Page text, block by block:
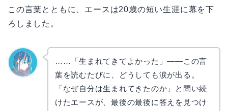
この言葉とともに、エースは20歳の短い生涯に幕を下
ろしました。
……「生まれてきてよかった」——この言
葉を読むたびに、どうしても涙が出る。
「なぜ自分は生まれてきたのか」と問い続
けたエースが、最後の最後に答えを見つけ